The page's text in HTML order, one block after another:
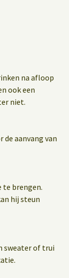
na afloop
ook een
niet.
de aanvang van
te brengen.
hij steun
sweater of trui